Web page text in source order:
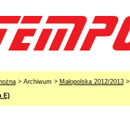
> Archiwum > Małopolska 2012/2013>
E)